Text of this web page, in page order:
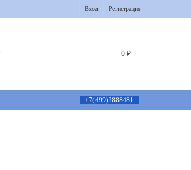
Вход Регистрация
0 ₽
+7(499)2888481